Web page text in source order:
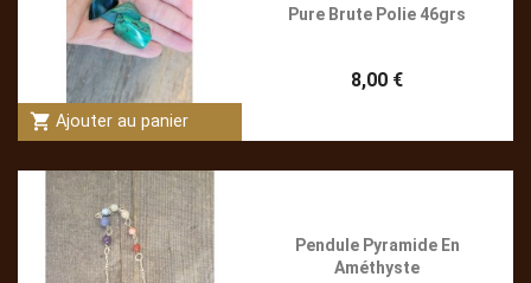
shopping_cart Ajouter au panier
Pure Brute Polie 46grs
8,00 €
Pendule Pyramide En
Améthyste